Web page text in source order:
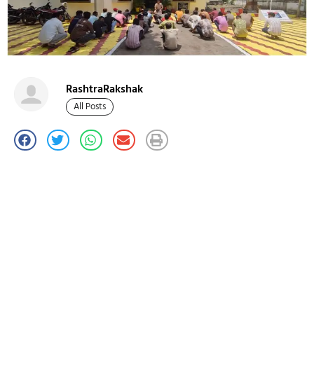
RashtraRakshak
All Posts